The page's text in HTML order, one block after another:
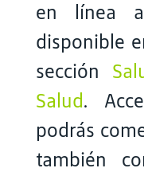
en línea
disponible
sección
Salud.
podrás
también